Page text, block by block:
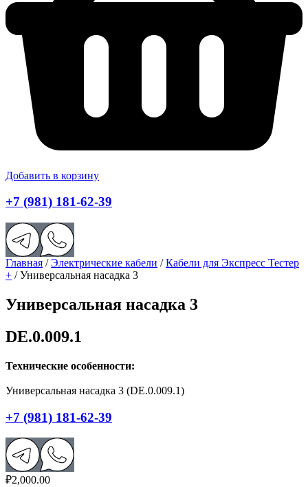
Добавить в корзину
+7 (981) 181-62-39
Главная /Электрические кабели /Кабели для Экспресс Тестер
+ / Универсальная насадка 3
Универсальная насадка 3
DE.0.009.1
Технические особенности:
Универсальная насадка 3 (DE.0.009.1)
+7 (981) 181-62-39
₽2,000.00